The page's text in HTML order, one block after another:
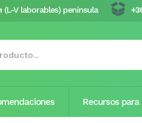
(L-V laborables) península
Recursos para